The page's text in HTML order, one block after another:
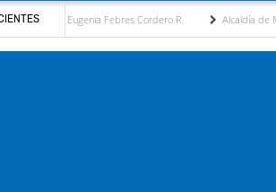
Eugenia Febres Cordero R. Alcaldía de Mérida